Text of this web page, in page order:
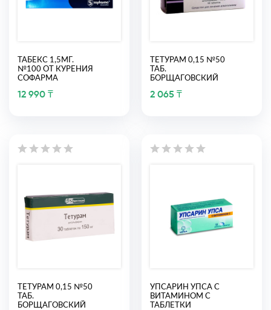
ТАБЕКС 1,5МГ.
№100 ОТ КУРЕНИЯ
СОФАРМА
12 990 ₸
ТЕТУРАМ 0,15 №50
ТАБ.
БОРЩАГОВСКИЙ
2 065 ₸
ТЕТУРАМ 0,15 №50
ТАБ.
БОРЩАГОВСКИЙ
УПСАРИН УПСА С
ВИТАМИНОМ С
ТАБЛЕТКИ